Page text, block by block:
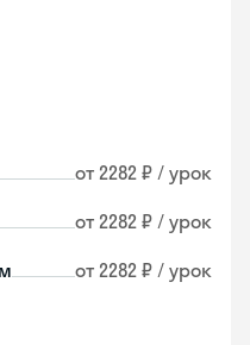
от 2282 ₽ / урок
от 2282 ₽ / урок
от 2282 ₽ / урок